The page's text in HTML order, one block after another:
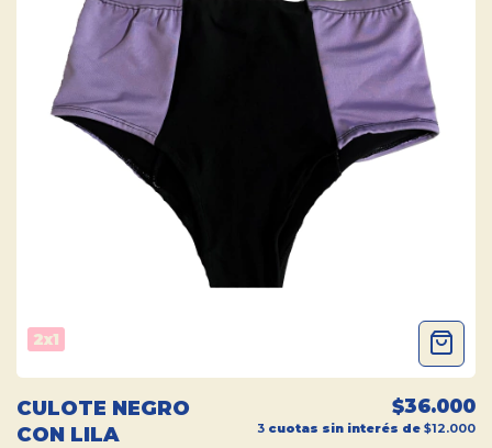
2x1
CULOTE NEGRO
CON LILA
$36.000
3 cuotas sin interés de $12.000